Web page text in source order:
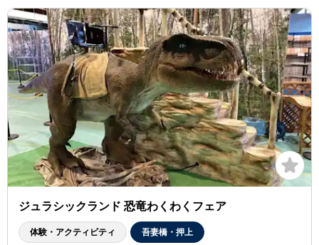
ジュラシックランド 恐竜わくわくフェア
体験・アクティビティ 吾妻橋・押上